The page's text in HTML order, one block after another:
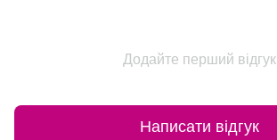
Додайте перший відгук
Написати відгук